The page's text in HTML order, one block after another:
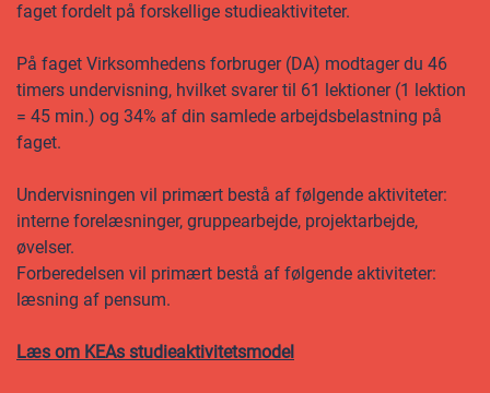
faget fordelt på forskellige studieaktiviteter.
På faget Virksomhedens forbruger (DA) modtager du 46
timers undervisning, hvilket svarer til 61 lektioner (1 lektion
= 45 min.) og 34% af din samlede arbejdsbelastning på
faget.
Undervisningen vil primært bestå af følgende aktiviteter:
interne forelæsninger, gruppearbejde, projektarbejde,
øvelser.
Forberedelsen vil primært bestå af følgende aktiviteter:
læsning af pensum.
Læs om KEAs studieaktivitetsmodel